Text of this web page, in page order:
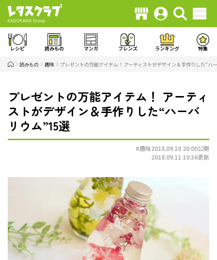
レシピ 読みもの マンガ フレンズ ランキング 特集
読みもの 趣味 プレゼントの万能アイテム！ アーティストがデザイン＆手作りした“ハ
プレゼントの万能アイテム！ アーティ
ストがデザイン＆手作りした“ハーバ
リウム”15選
#趣味2018.09.10 20:00公開
2018.09.11 10:36更新